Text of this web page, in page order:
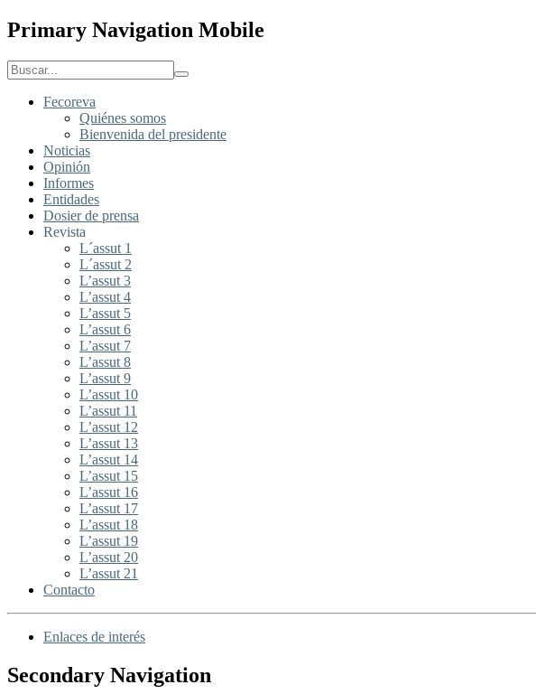
Primary Navigation Mobile
Fecoreva
Quiénes somos
Bienvenida del presidente
Noticias
Opinión
Informes
Entidades
Dosier de prensa
Revista
L´assut 1
L´assut 2
L’assut 3
L’assut 4
L’assut 5
L’assut 6
L’assut 7
L’assut 8
L’assut 9
L’assut 10
L’assut 11
L’assut 12
L’assut 13
L’assut 14
L’assut 15
L’assut 16
L’assut 17
L’assut 18
L’assut 19
L’assut 20
L’assut 21
Contacto
Enlaces de interés
Secondary Navigation